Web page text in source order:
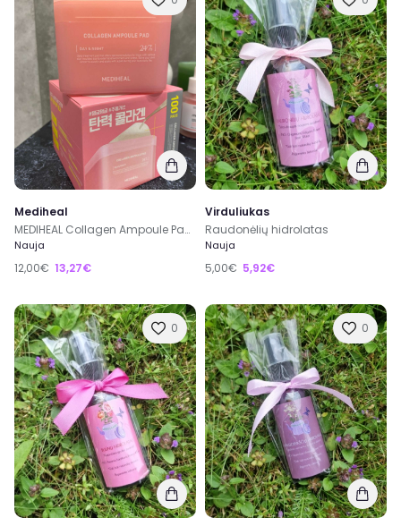
Mediheal
MEDIHEAL Collagen Ampoule Pad – kolageno veido pagalvėlės (100 vnt.)
Nauja
12,00€ 13,27€
Virduliukas
Raudonėlių hidrolatas
Nauja
5,00€ 5,92€
0 0